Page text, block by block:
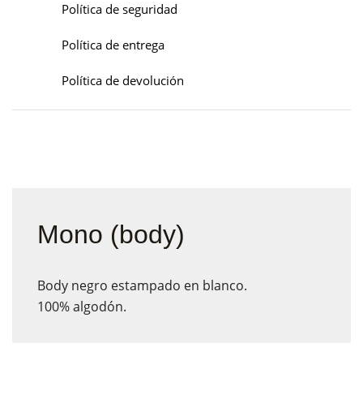
Política de seguridad
Política de entrega
Política de devolución
Mono (body)
Body negro estampado en blanco.
100% algodón.